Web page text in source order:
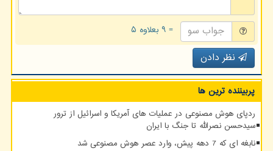
= ۹ بعلاوه ۵
نظر دادن
پربیننده ترین ها
ردپای هوش مصنوعی در عملیات های آمریکا و اسرائیل از ترور
سیدحسن نصرالله تا جنگ با ایران
نابغه ای که 7 دهه پیش، وارد عصر هوش مصنوعی شد